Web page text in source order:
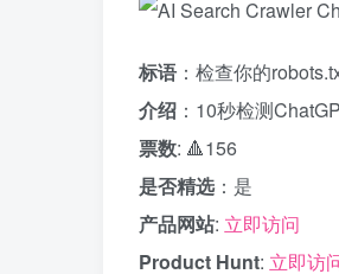
标语 ：检查你的
介绍 ：10秒检测
票数: 🔺156
是否精选：是
产品网站: 立即访问
Product Hunt: 立即访